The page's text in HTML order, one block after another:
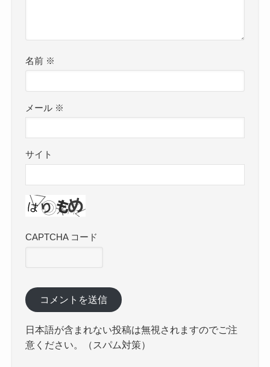
名前 ※
メール ※
サイト
CAPTCHA コード
日本語が含まれない投稿は無視されますのでご注
意ください。（スパム対策）